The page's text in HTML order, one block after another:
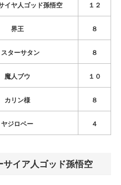
イヤ人ゴッド孫悟空 １２
界王 ８
スターサタン ８
魔人ブウ １０
カリン様 ８
ヤジロベー ４
サイア人ゴッド孫悟空